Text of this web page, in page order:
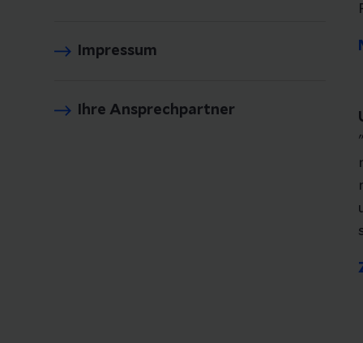
Impressum
Ihre Ansprechpartner